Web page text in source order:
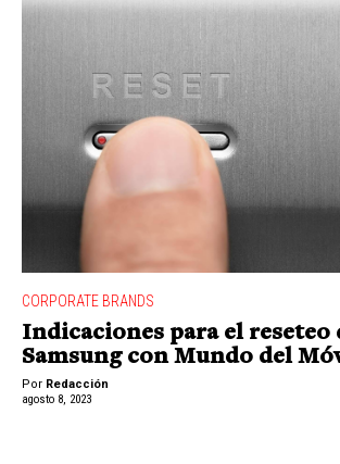
CORPORATE BRANDS
Indicaciones para el reseteo
Samsung con Mundo del
Por Redacción
agosto 8, 2023